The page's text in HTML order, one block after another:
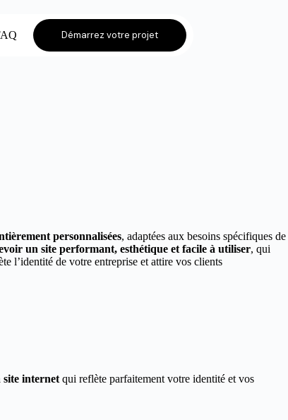
Démarrez votre projet
personnalisées, adaptées aux besoins spécifiques de
un site performant, esthétique et facile à utiliser, qui
l’identité de votre entreprise et attire vos clients
site internet qui reflète parfaitement votre identité et vos